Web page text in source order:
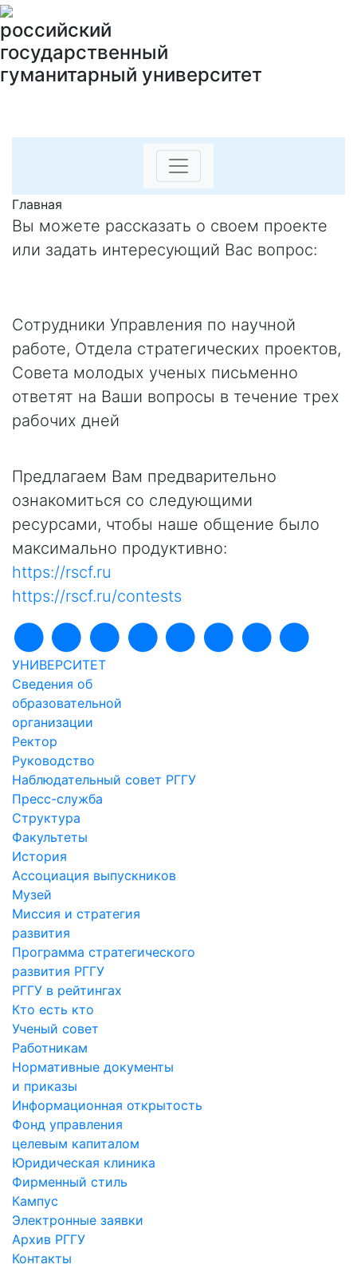
российский
государственный
гуманитарный университет
Главная
Вы можете рассказать о своем проекте
или задать интересующий Вас вопрос:
Сотрудники Управления по научной
работе, Отдела стратегических проектов,
Совета молодых ученых письменно
ответят на Ваши вопросы в течение трех
рабочих дней
Предлагаем Вам предварительно
ознакомиться со следующими
ресурсами, чтобы наше общение было
максимально продуктивно:
https://rscf.ru
https://rscf.ru/contests
УНИВЕРСИТЕТ
Сведения об
образовательной
организации
Ректор
Руководство
Наблюдательный совет РГГУ
Пресс-служба
Структура
Факультеты
История
Ассоциация выпускников
Музей
Миссия и стратегия
развития
Программа стратегического
развития РГГУ
РГГУ в рейтингах
Кто есть кто
Ученый совет
Работникам
Нормативные документы
и приказы
Информационная открытость
Фонд управления
целевым капиталом
Юридическая клиника
Фирменный стиль
Кампус
Электронные заявки
Архив РГГУ
Контакты